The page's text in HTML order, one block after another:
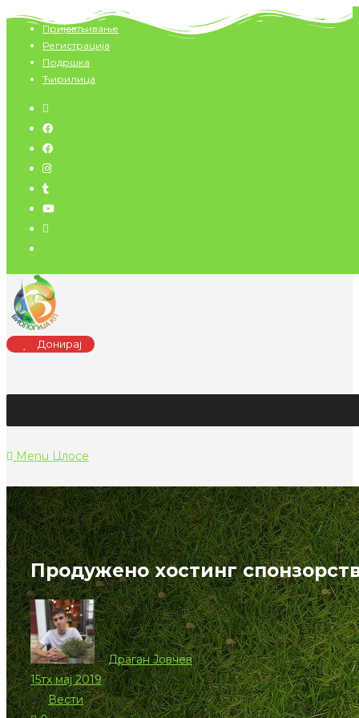
Скип
цонтент
Пријављивање
Регистрација
Подршка
Ћирилица
Донирај
Menu Цлосе
Продужено хостинг
бyДраган Јовчев
15тх мај 2019
ин Вести